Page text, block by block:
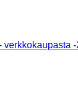
verkkokaupasta